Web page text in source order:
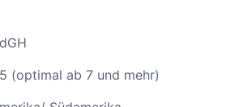
S
7 und mehr)